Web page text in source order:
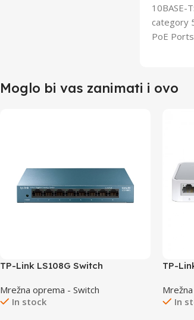
10BASE-
category
PoE
Moglo bi vas zanimati i ovo
TP-Link LS108G Switch
Mrežna oprema - Switch
In stock
TP-
In